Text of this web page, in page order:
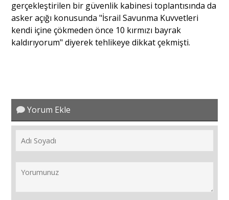
gerçekleştirilen bir güvenlik kabinesi toplantısında da
asker açığı konusunda "İsrail Savunma Kuvvetleri
kendi içine çökmeden önce 10 kırmızı bayrak
kaldırıyorum" diyerek tehlikeye dikkat çekmişti.
Yorum Ekle